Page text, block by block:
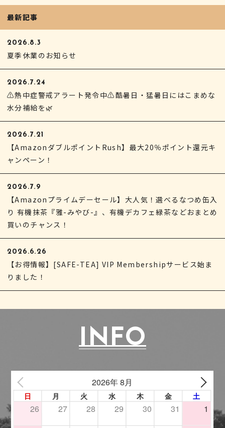
最新記事
2026.8.3
夏季休業のお知らせ
2026.7.24
⚠熱中症警戒アラート発令中⚠酷暑日・猛暑日にはこまめな
水分補給を🌿
2026.7.21
【AmazonダブルポイントRush】最大20％ポイント還元キ
ャンペーン！
2026.7.9
【Amazonプライムデーセール】大人気！選べるなつめ缶入
り 有機抹茶『雅-みやび-』、有機デカフェ緑茶などおまとめ
買いのチャンス！
2026.6.26
【お得情報】[SAFE-TEA] VIP Membershipサービス始ま
りました！
INFO